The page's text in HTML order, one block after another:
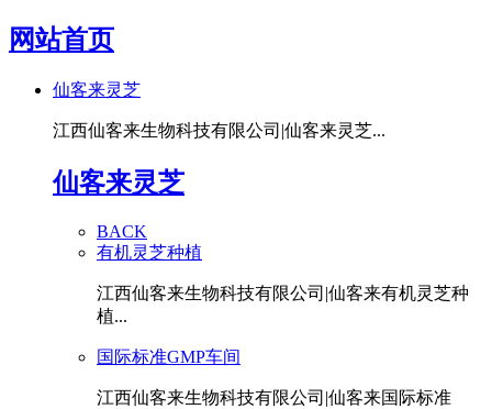
网站首页
仙客来灵芝
江西仙客来生物科技有限公司|仙客来灵芝...
仙客来灵芝
BACK
有机灵芝种植
江西仙客来生物科技有限公司|仙客来有机灵芝种
植...
国际标准GMP车间
江西仙客来生物科技有限公司|仙客来国际标准